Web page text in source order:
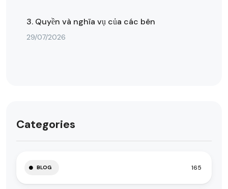
3. Quyền và nghĩa vụ của các bên
29/07/2026
Categories
BLOG 165